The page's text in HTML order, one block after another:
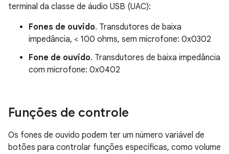
terminal da classe de áudio USB (UAC):
Fones de ouvido. Transdutores de baixa
impedância, < 100 ohms, sem microfone: 0x0302
Fone de ouvido. Transdutores de baixa impedância
com microfone: 0x0402
Funções de controle
Os fones de ouvido podem ter um número variável de
botões para controlar funções específicas, como volume